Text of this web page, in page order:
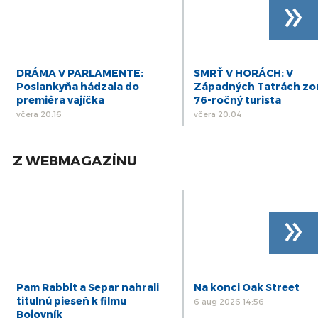
DRÁMA V PARLAMENTE:
Poslankyňa hádzala do
premiéra vajíčka
včera 20:16
SMRŤ V HORÁCH: V
Západných Tatrách
76-ročný turista
včera 20:04
»
Z WEBMAGAZÍNU
Pam Rabbit a Separ nahrali
titulnú pieseň k filmu
Bojovník
Na konci Oak Street
6 aug 2026 14:56
»